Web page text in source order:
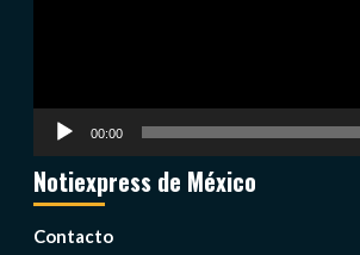
00:00
Notiexpress de México
Contacto